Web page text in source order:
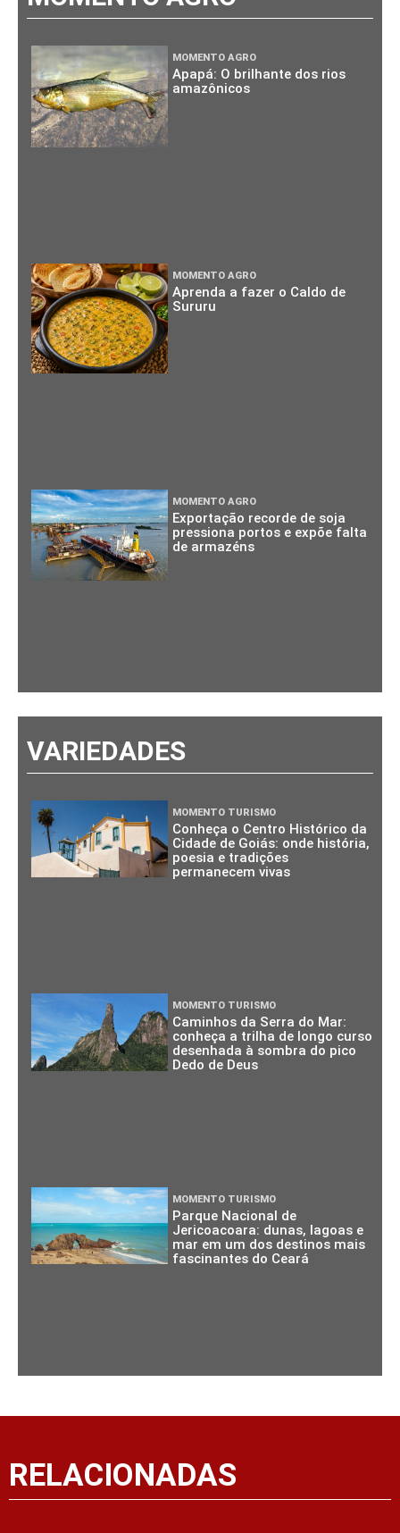
MOMENTO AGRO
Apapá: O brilhante dos rios
amazônicos
MOMENTO AGRO
Aprenda a fazer o Caldo de
Sururu
MOMENTO AGRO
Exportação recorde de soja
pressiona portos e expõe falta
de armazéns
VARIEDADES
MOMENTO TURISMO
Conheça o Centro Histórico da
Cidade de Goiás: onde história,
poesia e tradições
permanecem vivas
MOMENTO TURISMO
Caminhos da Serra do Mar:
conheça a trilha de longo curso
desenhada à sombra do pico
Dedo de Deus
MOMENTO TURISMO
Parque Nacional de
Jericoacoara: dunas, lagoas e
mar em um dos destinos mais
fascinantes do Ceará
RELACIONADAS